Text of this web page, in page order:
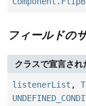
フィールドの
クラスで宣言され
listenerList ,